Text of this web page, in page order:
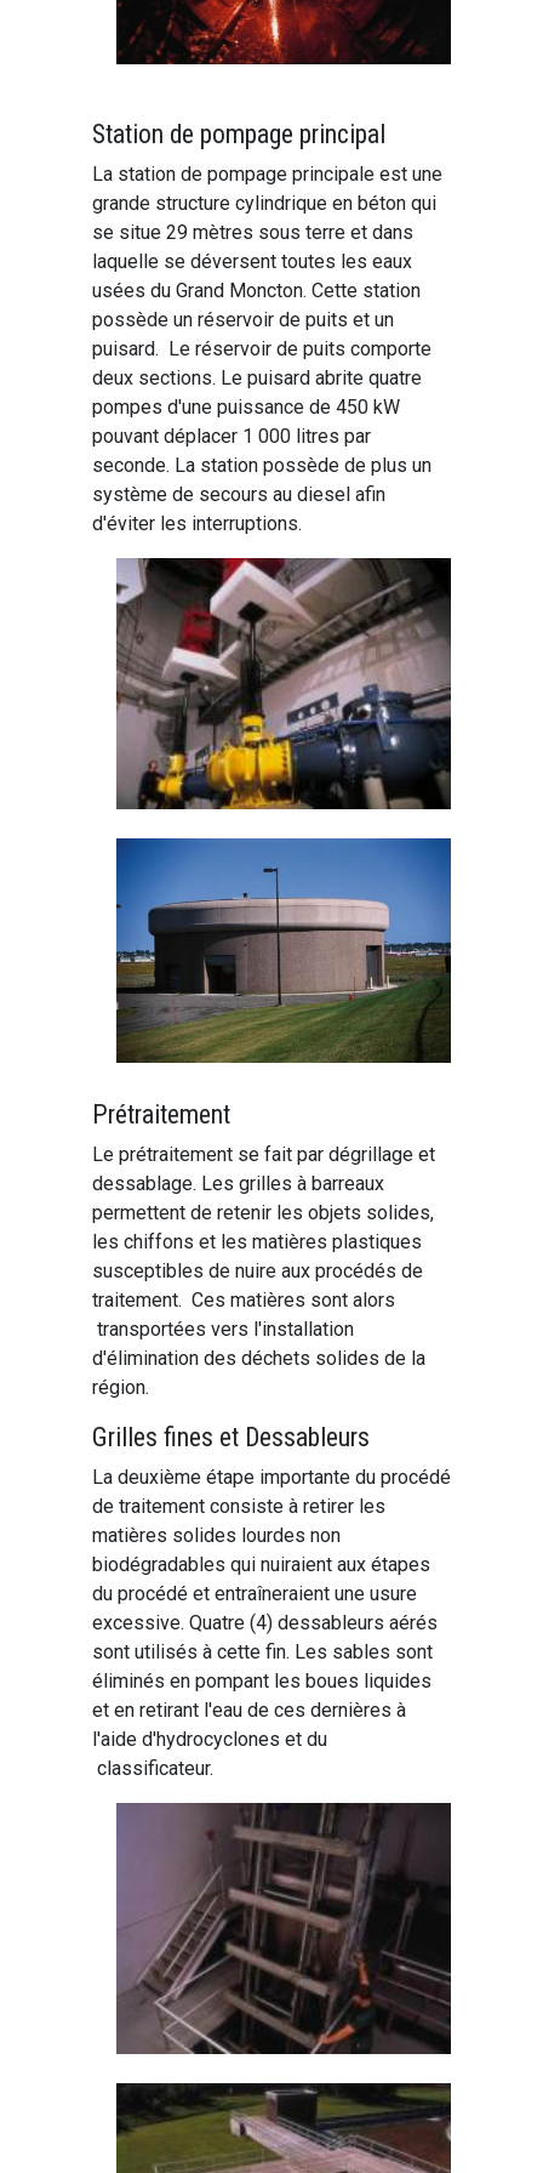
Station de pompage principal
La station de pompage principale est une
grande structure cylindrique en béton qui
se situe 29 mètres sous terre et dans
laquelle se déversent toutes les eaux
usées du Grand Moncton. Cette station
possède un réservoir de puits et un
puisard. Le réservoir de puits comporte
deux sections. Le puisard abrite quatre
pompes d'une puissance de 450 kW
pouvant déplacer 1 000 litres par
seconde. La station possède de plus un
système de secours au diesel afin
d'éviter les interruptions.
Prétraitement
Le prétraitement se fait par dégrillage et
dessablage. Les grilles à barreaux
permettent de retenir les objets solides,
les chiffons et les matières plastiques
susceptibles de nuire aux procédés de
traitement. Ces matières sont alors
transportées vers l'installation
d'élimination des déchets solides de la
région.
Grilles fines et Dessableurs
La deuxième étape importante du procédé
de traitement consiste à retirer les
matières solides lourdes non
biodégradables qui nuiraient aux étapes
du procédé et entraîneraient une usure
excessive. Quatre (4) dessableurs aérés
sont utilisés à cette fin. Les sables sont
éliminés en pompant les boues liquides
et en retirant l'eau de ces dernières à
l'aide d'hydrocyclones et du
classificateur.